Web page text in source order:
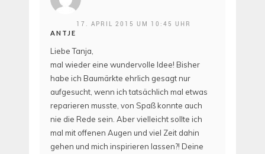
ANTJE
17. APRIL 2015 UM 10:45 UHR
Liebe Tanja,
mal wieder eine wundervolle Idee! Bisher
habe ich Baumärkte ehrlich gesagt nur
aufgesucht, wenn ich tatsächlich mal etwas
reparieren musste, von Spaß konnte auch
nie die Rede sein. Aber vielleicht sollte ich
mal mit offenen Augen und viel Zeit dahin
gehen und mich inspirieren lassen?! Deine